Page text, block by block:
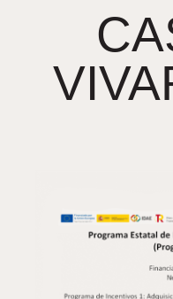
TIENDA ONLINE